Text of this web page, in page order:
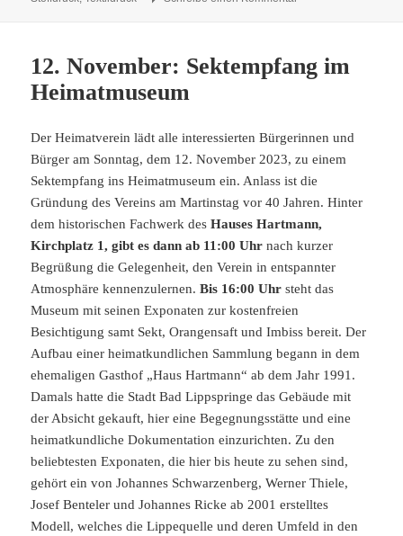
12. November: Sektempfang im
Heimatmuseum
Der Heimatverein lädt alle interessierten Bürgerinnen und
Bürger am Sonntag, dem 12. November 2023, zu einem
Sektempfang ins Heimatmuseum ein. Anlass ist die
Gründung des Vereins am Martinstag vor 40 Jahren. Hinter
dem historischen Fachwerk desHauses Hartmann,
Kirchplatz 1, gibt es dann ab 11:00 Uhr nach kurzer
Begrüßung die Gelegenheit, den Verein in entspannter
Atmosphäre kennenzulernen.Bis 16:00 Uhr steht das
Museum mit seinen Exponaten zur kostenfreien
Besichtigung samt Sekt, Orangensaft und Imbiss bereit. Der
Aufbau einer heimatkundlichen Sammlung begann in dem
ehemaligen Gasthof „Haus Hartmann“ ab dem Jahr 1991.
Damals hatte die Stadt Bad Lippspringe das Gebäude mit
der Absicht gekauft, hier eine Begegnungsstätte und eine
heimatkundliche Dokumentation einzurichten. Zu den
beliebtesten Exponaten, die hier bis heute zu sehen sind,
gehört ein von Johannes Schwarzenberg, Werner Thiele,
Josef Benteler und Johannes Ricke ab 2001 erstelltes
Modell, welches die Lippequelle und deren Umfeld in den